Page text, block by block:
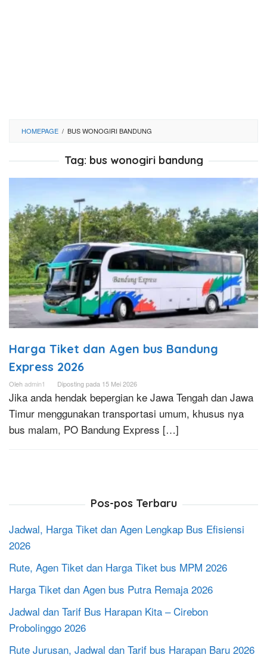
HOMEPAGE / BUS WONOGIRI BANDUNG
Tag: bus wonogiri bandung
Harga Tiket dan Agen bus Bandung
Express 2026
Olehadmin1 Diposting pada 15 Mei 2026
Jika anda hendak bepergian ke Jawa Tengah dan Jawa
Timur menggunakan transportasi umum, khusus nya
bus malam, PO Bandung Express […]
Pos-pos Terbaru
Jadwal, Harga Tiket dan Agen Lengkap Bus Efisiensi
2026
Rute, Agen Tiket dan Harga Tiket bus MPM 2026
Harga Tiket dan Agen bus Putra Remaja 2026
Jadwal dan Tarif Bus Harapan Kita – Cirebon
Probolinggo 2026
Rute Jurusan, Jadwal dan Tarif bus Harapan Baru 2026